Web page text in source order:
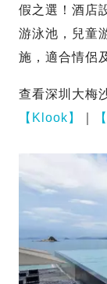
假之選！酒店
游泳池，兒童
施，適合情侶
查看深圳大梅
【Klook】